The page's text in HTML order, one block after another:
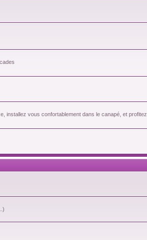
installez vous confortablement dans le canapé, et profitez.